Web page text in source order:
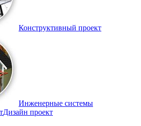
Конструктивный проект
Инженерные системы
Дизайн проект